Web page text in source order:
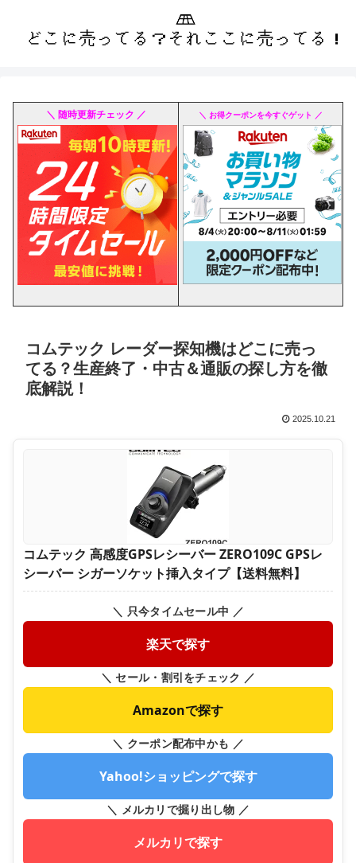
＼ 随時更新チェック ／ ＼ お得クーポンを今すぐゲット ／
コムテック レーダー探知機はどこに売っ
てる？生産終了・中古＆通販の探し方を徹
底解説！
2025.10.21
コムテック 高感度GPSレシーバー ZERO109C GPSレ
シーバー シガーソケット挿入タイプ【送料無料】
＼ 只今タイムセール中 ／
楽天で探す
＼ セール・割引をチェック ／
Amazonで探す
＼ クーポン配布中かも ／
Yahoo!ショッピングで探す
＼ メルカリで掘り出し物 ／
メルカリで探す